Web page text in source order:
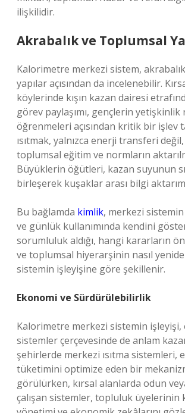
ilişkilidir.
Akrabalık ve Toplumsal
Kalorimetre merkezi sistem,
yapılar açısından da incelenebilir.
köylerinde kışın kazan dairesi
görev paylaşımı, gençlerin
öğrenmeleri açısından kritik bir işlev
ısıtmak, yalnızca enerji transferi
toplumsal eğitim ve normların
Büyüklerin öğütleri, kazan suyunun
birleşerek kuşaklar arası bilgi
Bu bağlamda kimlik, merkezi
ve günlük kullanımında kendini
sorumluluk aldığı, hangi kararların
ve toplumsal hiyerarşinin nasıl
sistemin işleyişine göre şekillenir.
Ekonomi ve Sürdürülebilirlik
Kalorimetre merkezi sistemin
sistemler çerçevesinde de anlam
şehirlerde merkezi ısıtma sistemleri,
tüketimini optimize eden bir
görülürken, kırsal alanlarda odun
çalışan sistemler, topluluk üyelerinin